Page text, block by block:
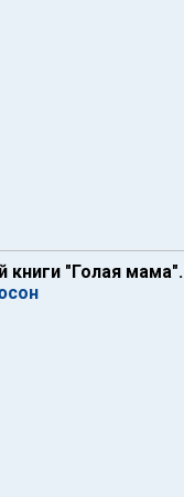
книги "Голая